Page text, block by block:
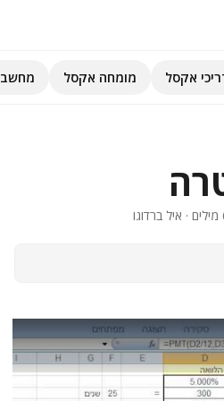
מדריכי אקסל
מחשבוני אקסל
פיתוח אפליקציות
חיפוש
אקסל מומחה אקסל